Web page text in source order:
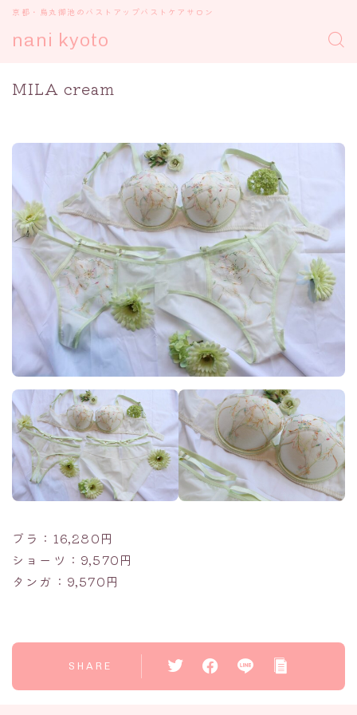
nani kyoto
京都・烏丸御池のバストアップバストケアサロン
MILA cream
ブラ：16,280円
ショーツ：9,570円
タンガ：9,570円
SHARE